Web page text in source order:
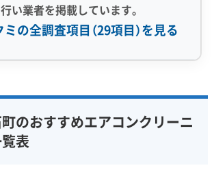
い業者を掲載しています。
の全調査項目（29項目）を見る
部分クリーニング
実績10年以上
家庭用エアコン
のおすすめエアコンクリーニ
表